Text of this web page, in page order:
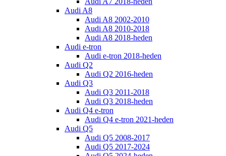
Audi A8
Audi A8 2002-2010
Audi A8 2010-2018
Audi A8 2018-heden
Audi e-tron
Audi e-tron 2018-heden
Audi Q2
Audi Q2 2016-heden
Audi Q3
Audi Q3 2011-2018
Audi Q3 2018-heden
Audi Q4 e-tron
Audi Q4 e-tron 2021-heden
Audi Q5
Audi Q5 2008-2017
Audi Q5 2017-2024